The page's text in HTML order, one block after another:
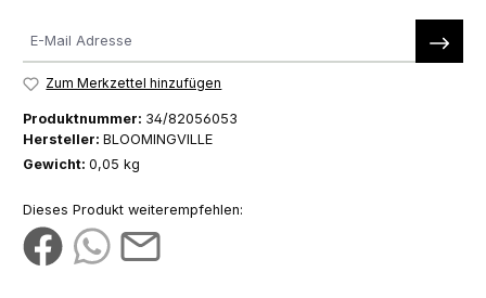
Zum Merkzettel hinzufügen
Produktnummer: 34/82056053
Hersteller: BLOOMINGVILLE
Gewicht: 0,05 kg
Dieses Produkt weiterempfehlen: